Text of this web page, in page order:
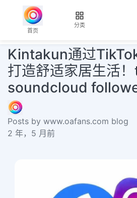
首页
分类
Kintakun通过
打造舒适家居生活
soundcloud
Posts by www.oafans.com blog
2 年，5 月前